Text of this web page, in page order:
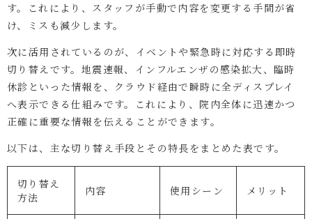
す。これにより、スタッフが手動で内容を変更する手間が省
け、ミスも減少します。
次に活用されているのが、イベントや緊急時に対応する即時
切り替えです。地震速報、インフルエンザの感染拡大、臨時
休診といった情報を、クラウド経由で瞬時に全ディスプレイ
へ表示できる仕組みです。これにより、院内全体に迅速かつ
正確に重要な情報を伝えることができます。
以下は、主な切り替え手段とその特長をまとめた表です。
切り替え
方法
内容 使用シーン メリット